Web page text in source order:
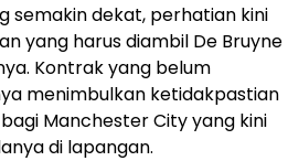
semakin dekat, perhatian kini
yang harus diambil De Bruyne
Kontrak yang belum
menimbulkan ketidakpastian
Manchester City yang kini
di lapangan.